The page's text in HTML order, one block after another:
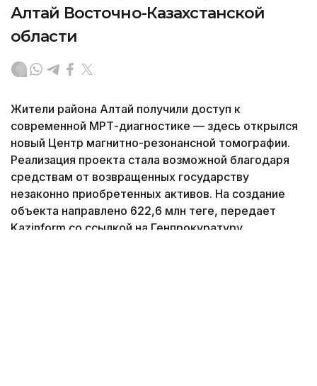
Алтай Восточно-Казахстанской
области
Жители района Алтай получили доступ к
современной МРТ-диагностике — здесь открылся
новый Центр магнитно-резонансной томографии.
Реализация проекта стала возможной благодаря
средствам от возвращенных государству
незаконно приобретенных активов. На создание
объекта направлено 622,6 млн теңге, передает
Kazinform со ссылкой на Генпрокуратуру.